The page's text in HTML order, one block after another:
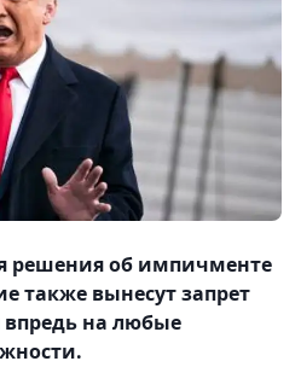
решения об импичменте
также вынесут запрет
впредь на любые